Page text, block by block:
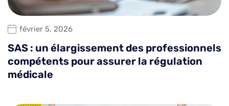
février 5, 2026
SAS : un élargissement des professionnels
compétents pour assurer la régulation
médicale